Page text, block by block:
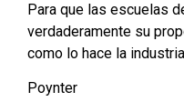
Para que las escuelas
verdaderamente su
como lo hace la
Poynter